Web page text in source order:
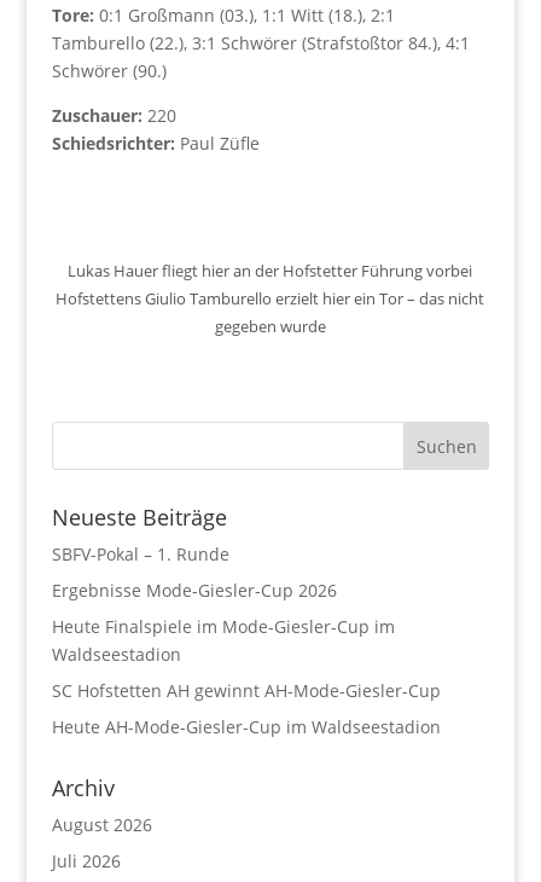
Tore: 0:1 Großmann (03.), 1:1 Witt (18.), 2:1
Tamburello (22.), 3:1 Schwörer (Strafstoßtor 84.), 4:1
Schwörer (90.)
Zuschauer: 220
Schiedsrichter: Paul Züfle
Lukas Hauer fliegt hier an der Hofstetter Führung vorbei
Hofstettens Giulio Tamburello erzielt hier ein Tor – das nicht
gegeben wurde
Neueste Beiträge
SBFV-Pokal – 1. Runde
Ergebnisse Mode-Giesler-Cup 2026
Heute Finalspiele im Mode-Giesler-Cup im
Waldseestadion
SC Hofstetten AH gewinnt AH-Mode-Giesler-Cup
Heute AH-Mode-Giesler-Cup im Waldseestadion
Archiv
August 2026
Juli 2026